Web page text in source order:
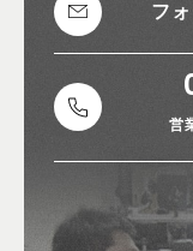
フ
営